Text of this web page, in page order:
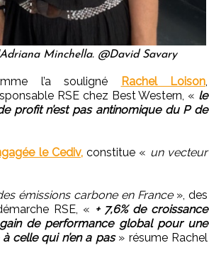
Minchella. @David Savary
l’a souligné Rachel Loison,
RSE chez Best Western, « le
profit n’est pas antinomique du P de
le Cediv,constitue « un vecteur
émissions carbone en France», des
RSE, « + 7,6% de croissance
de performance global pour une
celle qui n’en a pas» résume Rachel